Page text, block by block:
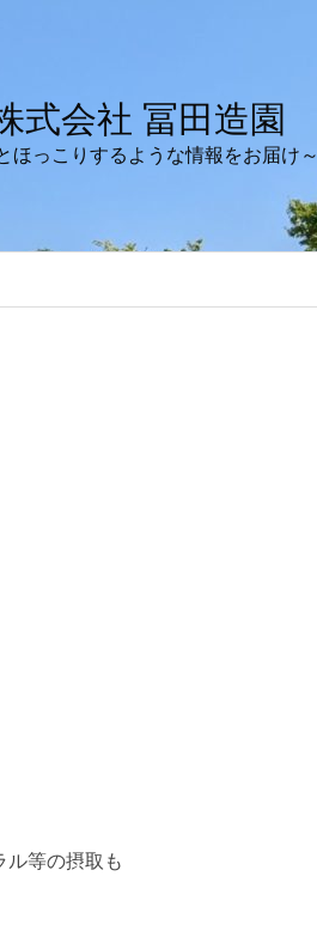
式会社 冨田造園
ほっこりするような情報をお届け～
ル等の摂取も